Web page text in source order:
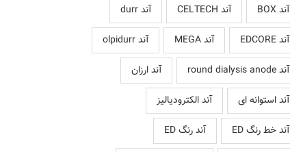
آند BOX
آند CELTECH
آند durr
آند EDCORE
آند MEGA
آند olpidurr
آند round dialysis anode
آند ارزان
آند استوانه ای
آند الکترودیالیز
آند خط رنگ ED
آند رنگ ED